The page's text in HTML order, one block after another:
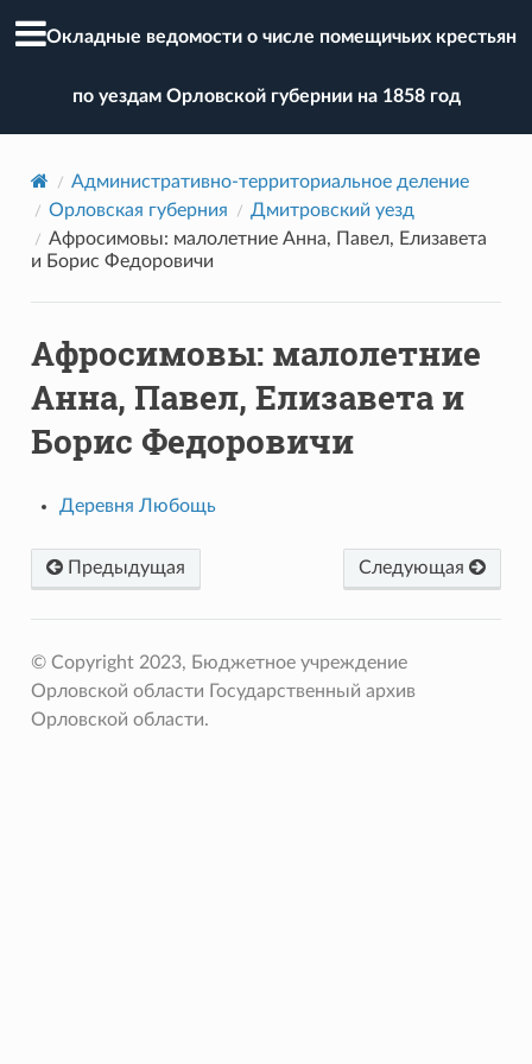
Окладные ведомости о числе помещичьих крестьян
по уездам Орловской губернии на 1858 год
Административно-территориальное деление
Орловская губерния
Дмитровский уезд
Афросимовы: малолетние Анна, Павел, Елизавета
и Борис Федоровичи
Афросимовы: малолетние
Анна, Павел, Елизавета и
Борис Федоровичи
Деревня Любощь
Предыдущая Следующая
© Copyright 2023, Бюджетное учреждение
Орловской области Государственный архив
Орловской области.